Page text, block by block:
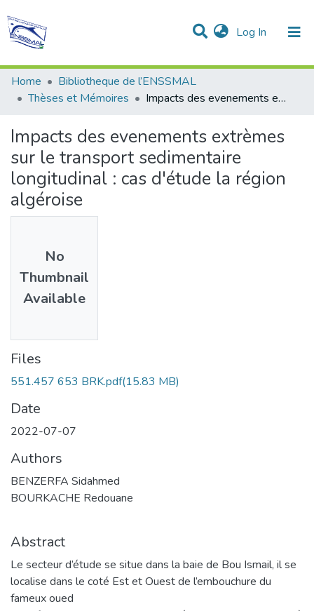
Log In (current)
Communities & Collections
Statistics
All of DSpace
Home
Bibliotheque de l’ENSSMAL
Thèses et Mémoires
Impacts des evenements extrèmes sur le transport sedimentaire longitudinal : cas d'étude la région algéroise
Impacts des evenements extrèmes
sur le transport sedimentaire
longitudinal : cas d'étude la région
algéroise
No
Thumbnail
Available
Files
551.457 653 BRK.pdf(15.83 MB)
Date
2022-07-07
Authors
BENZERFA Sidahmed
BOURKACHE Redouane
Abstract
Le secteur d’étude se situe dans la baie de Bou Ismail, il se
localise dans le coté Est et Ouest de l’embouchure du
fameux oued